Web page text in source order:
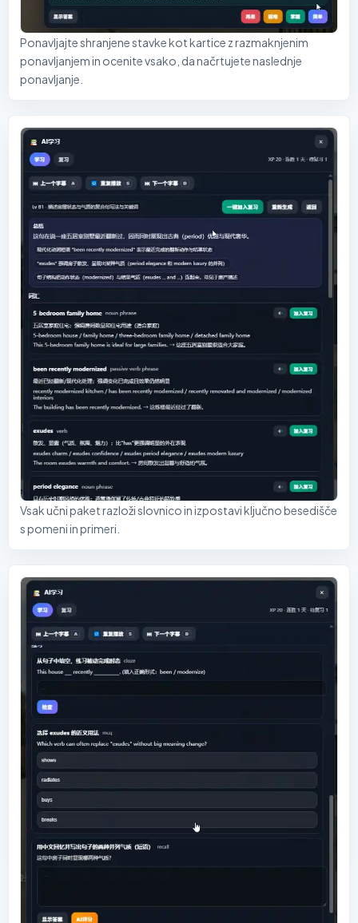
Ponavljajte shranjene stavke kot kartice z razmaknjenim
ponavljanjem in ocenite vsako, da načrtujete naslednje
ponavljanje.
Vsak učni paket razloži slovnico in izpostavi ključno besedišče
s pomeni in primeri.